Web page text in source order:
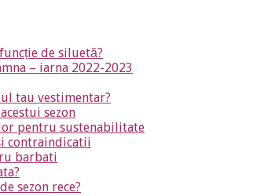
de siluetă?
– iarna 2022-2023
tau vestimentar?
sezon
pentru sustenabilitate
contraindicatii
barbati
sezon rece?